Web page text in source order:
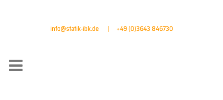
info@statik-ibk.de| +49 (0)3643 846730